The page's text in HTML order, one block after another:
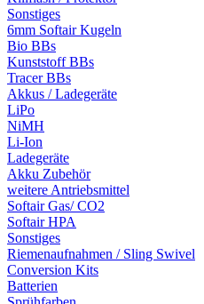
Sonstiges
6mm Softair Kugeln
Bio BBs
Kunststoff BBs
Tracer BBs
Akkus / Ladegeräte
LiPo
NiMH
Li-Ion
Ladegeräte
Akku Zubehör
weitere Antriebsmittel
Softair Gas/ CO2
Softair HPA
Sonstiges
Riemenaufnahmen / Sling Swivel
Conversion Kits
Batterien